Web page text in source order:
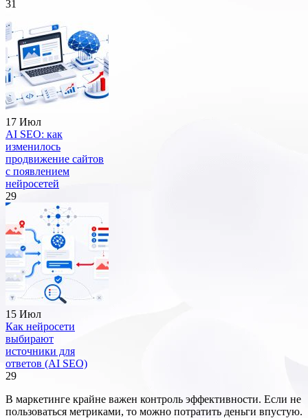
31
17 Июл
AI SEO: как
изменилось
продвижение сайтов
с появлением
нейросетей
29
15 Июл
Как нейросети
выбирают
источники для
ответов (AI SEO)
29
В маркетинге крайне важен контроль эффективности. Если не
пользоваться метриками, то можно потратить деньги впустую.